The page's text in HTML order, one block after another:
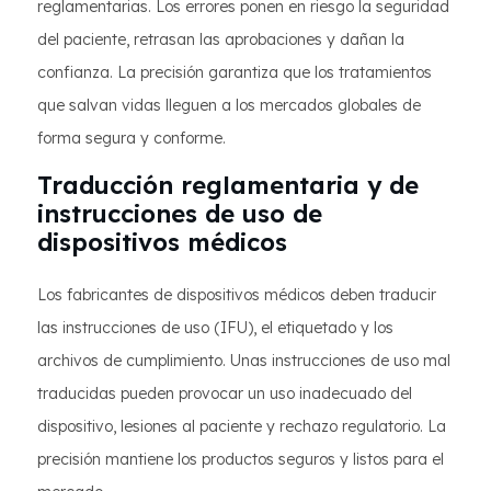
reglamentarias. Los errores ponen en riesgo la seguridad
del paciente, retrasan las aprobaciones y dañan la
confianza. La precisión garantiza que los tratamientos
que salvan vidas lleguen a los mercados globales de
forma segura y conforme.
Traducción reglamentaria y de
instrucciones de uso de
dispositivos médicos
Los fabricantes de dispositivos médicos deben traducir
las instrucciones de uso (IFU), el etiquetado y los
archivos de cumplimiento. Unas instrucciones de uso mal
traducidas pueden provocar un uso inadecuado del
dispositivo, lesiones al paciente y rechazo regulatorio. La
precisión mantiene los productos seguros y listos para el